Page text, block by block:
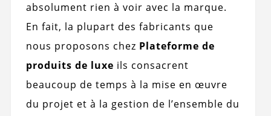
absolument rien à voir avec la marque.
En fait, la plupart des fabricants que
nous proposons chez Plateforme de
produits de luxe ils consacrent
beaucoup de temps à la mise en œuvre
du projet et à la gestion de l’ensemble du